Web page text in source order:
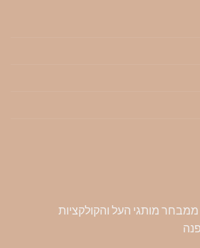
מותגי העל והקולקציות